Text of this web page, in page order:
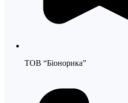
ТОВ “Біонорика”